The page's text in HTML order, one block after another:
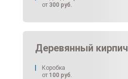
от 300 руб.
Деревянный кирпич
Коробка
от 100 руб.